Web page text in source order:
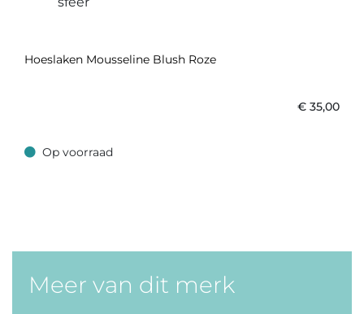
Hoeslaken Mousseline Blush Roze
€ 35,00
Op voorraad
Op voorraad
Meer van dit merk